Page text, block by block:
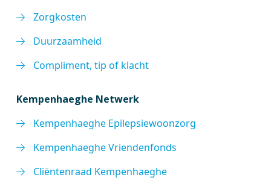
Zorgkosten
Duurzaamheid
Compliment, tip of klacht
Kempenhaeghe Netwerk
Kempenhaeghe Epilepsiewoonzorg
Kempenhaeghe Vriendenfonds
Cliëntenraad Kempenhaeghe